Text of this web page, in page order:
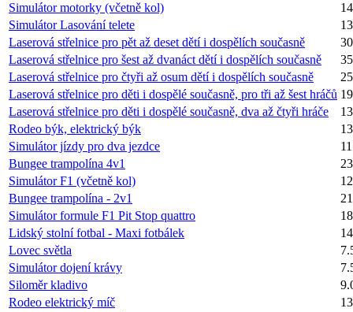
Simulátor motorky (včetně kol)
Simulátor Lasování telete
Laserová střelnice pro pět až deset dětí i dospělích současně
Laserová střelnice pro šest až dvanáct dětí i dospělích současně
Laserová střelnice pro čtyři až osum dětí i dospělích současně
Laserová střelnice pro děti i dospělé současně, pro tři až šest hráčů
Laserová střelnice pro děti i dospělé současně, dva až čtyři hráče
Rodeo býk, elektrický býk
Simulátor jízdy pro dva jezdce
Bungee trampolína 4v1
Simulátor F1 (včetně kol)
Bungee trampolína - 2v1
Simulátor formule F1 Pit Stop quattro
Lidský stolní fotbal - Maxi fotbálek
Lovec světla
Simulátor dojení krávy
Siloměr kladivo
Rodeo elektrický míč